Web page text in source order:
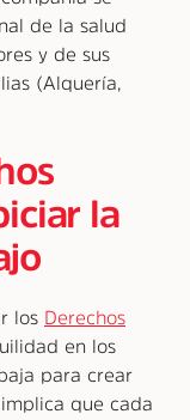
de la salud
y de sus
(Alquería,
la
los Derechos
en los
para crear
que cada